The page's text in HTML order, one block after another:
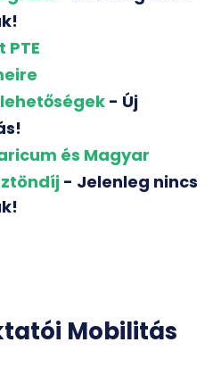
- Új
és Magyar
- Jelenleg nincs
Mobilitás